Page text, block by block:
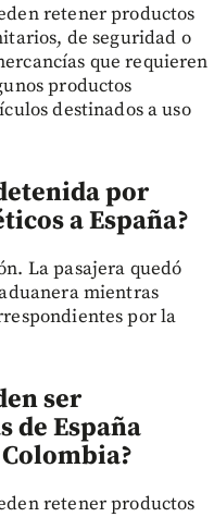
retener productos
de seguridad o
que requieren
productos
destinados a uso
por
a España?
La pasajera quedó
mientras
por la
ser
de España
retener productos